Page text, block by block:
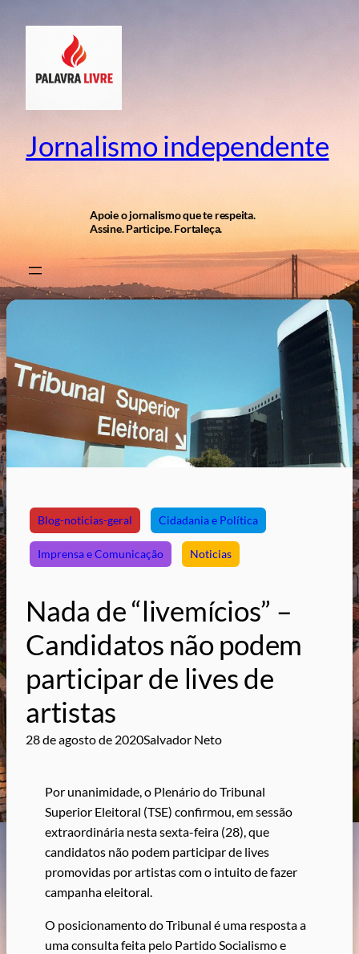
conteúdo
Jornalismo independente
Apoie o jornalismo que te respeita.
Assine. Participe. Fortaleça.
Blog-noticias-geral Cidadania e Política
Imprensa e Comunicação Noticias
Nada de “livemícios” –
Candidatos não podem
participar de lives de
artistas
28 de agosto de 2020Salvador Neto
Por unanimidade, o Plenário do Tribunal
Superior Eleitoral (TSE) confirmou, em sessão
extraordinária nesta sexta-feira (28), que
candidatos não podem participar de lives
promovidas por artistas com o intuito de fazer
campanha eleitoral.
O posicionamento do Tribunal é uma resposta a
uma consulta feita pelo Partido Socialismo e